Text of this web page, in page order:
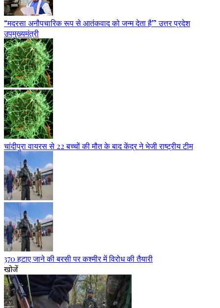
“मदरसा अनौपचारिक रूप से आतंकवाद को जन्म देता है” उत्तर प्रदेश
उपमुख्यमंत्री
चांदीपुरा वायरस से 22 बच्चों की मौत के बाद केंद्र ने भेजी राष्ट्रीय टीम
370 हटाए जाने की बरसी पर कश्मीर में विरोध की तैयारी
खोजें